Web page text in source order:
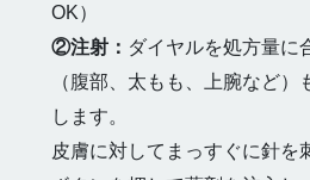
OK）
②注射： ダイヤルを処方量に
（腹部、太もも、上腕など
します。
皮膚に対してまっすぐに針を